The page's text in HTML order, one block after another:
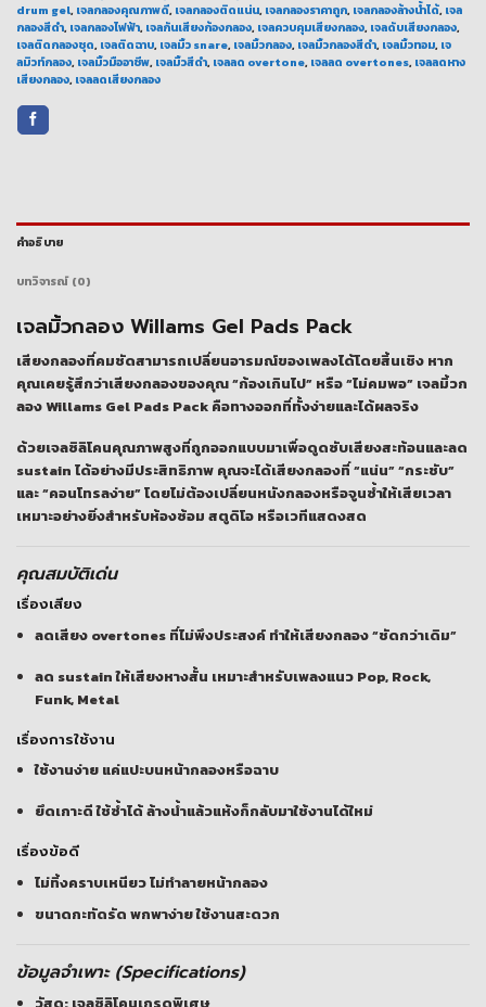
drum gel, เจลกลองคุณภาพดี, เจลกลองติดแน่น, เจลกลองราคาถูก, เจลกลองล้างน้ำได้, เจล
กลองสีดำ, เจลกลองไฟฟ้า, เจลกันเสียงก้องกลอง, เจลควบคุมเสียงกลอง, เจลดับเสียงกลอง,
เจลติดกลองชุด, เจลติดฉาบ, เจลมิ้ว snare, เจลมิ้วกลอง, เจลมิ้วกลองสีดำ, เจลมิ้วทอม, เจ
ลมิวท์กลอง, เจลมิ้วมืออาชีพ, เจลมิ้วสีดำ, เจลลด overtone, เจลลด overtones, เจลลดหาง
เสียงกลอง, เจลลดเสียงกลอง
คำอธิบาย
บทวิจารณ์ (0)
เจลมิ้วกลอง Willams Gel Pads Pack
เสียงกลองที่คมชัดสามารถเปลี่ยนอารมณ์ของเพลงได้โดยสิ้นเชิง หาก
คุณเคยรู้สึกว่าเสียงกลองของคุณ “ก้องเกินไป” หรือ “ไม่คมพอ” เจลมิ้วก
ลอง Willams Gel Pads Pack คือทางออกที่ทั้งง่ายและได้ผลจริง
ด้วยเจลซิลิโคนคุณภาพสูงที่ถูกออกแบบมาเพื่อดูดซับเสียงสะท้อนและลด
sustain ได้อย่างมีประสิทธิภาพ คุณจะได้เสียงกลองที่ “แน่น” “กระชับ”
และ “คอนโทรลง่าย” โดยไม่ต้องเปลี่ยนหนังกลองหรือจูนซ้ำให้เสียเวลา
เหมาะอย่างยิ่งสำหรับห้องซ้อม สตูดิโอ หรือเวทีแสดงสด
คุณสมบัติเด่น
เรื่องเสียง
ลดเสียง overtones ที่ไม่พึงประสงค์ ทำให้เสียงกลอง “ชัดกว่าเดิม”
ลด sustain ให้เสียงหางสั้น เหมาะสำหรับเพลงแนว Pop, Rock,
Funk, Metal
เรื่องการใช้งาน
ใช้งานง่าย แค่แปะบนหน้ากลองหรือฉาบ
ยึดเกาะดี ใช้ซ้ำได้ ล้างน้ำแล้วแห้งก็กลับมาใช้งานได้ใหม่
เรื่องข้อดี
ไม่ทิ้งคราบเหนียว ไม่ทำลายหน้ากลอง
ขนาดกะทัดรัด พกพาง่าย ใช้งานสะดวก
ข้อมูลจำเพาะ (Specifications)
วัสดุ: เจลซิลิโคนเกรดพิเศษ